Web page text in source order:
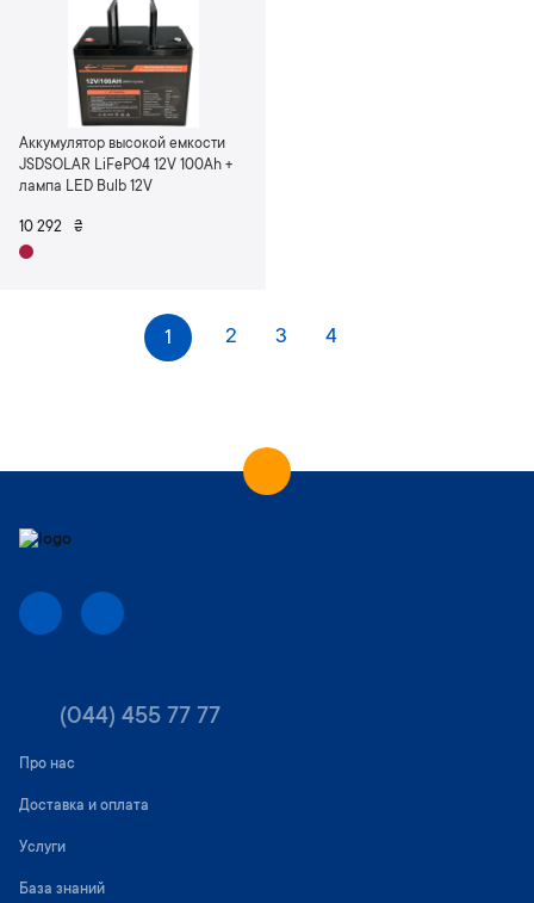
Аккумулятор высокой емкости
JSDSOLAR LiFePO4 12V 100Ah +
лампа LED Bulb 12V
10 292 ₴
и
а
You're currently reading page
1 Страница
2 Страница
3 Страница
4
(044) 455 77 77
Про нас
Доставка и оплата
Услуги
База знаний